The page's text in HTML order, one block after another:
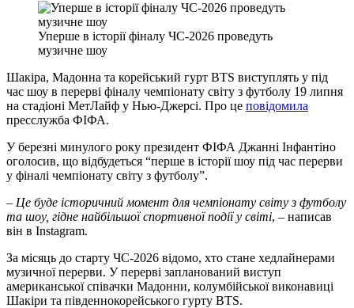
Уперше в історії фіналу ЧС-2026 проведуть
музичне шоу
Шакіра, Мадонна та корейський гурт BTS виступлять у під
час шоу в перерві фіналу чемпіонату світу з футболу 19 липня
на стадіоні МетЛайф у Нью-Джерсі. Про це повідомила
пресслужба ФІФА.
У березні минулого року президент ФІФА Джанні Інфантіно
оголосив, що відбудеться “перше в історії шоу під час перерви
у фіналі чемпіонату світу з футболу”.
– Це буде історичний момент для чемпіонату світу з футболу
та шоу, гідне найбільшої спортивної події у світі, – написав
він в Instagram.
За місяць до старту ЧС-2026 відомо, хто стане хедлайнерами
музичної перерви. У перерві запланований виступ
американської співачки Мадонни, колумбійської виконавиці
Шакіри та південнокорейського гурту BTS.